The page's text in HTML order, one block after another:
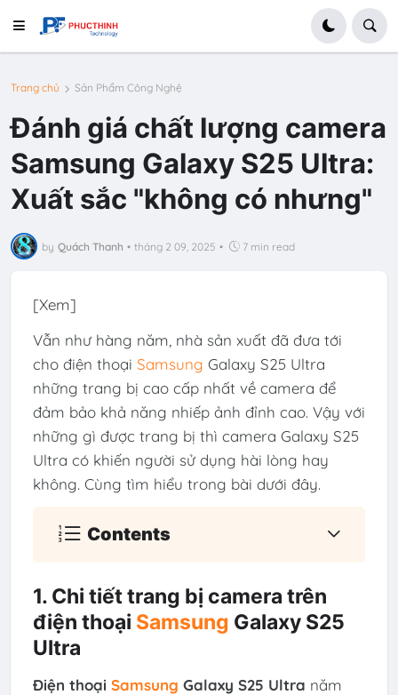
Trang chủ Sản Phẩm Công Nghệ
Đánh giá chất lượng camera
Samsung Galaxy S25 Ultra:
Xuất sắc "không có nhưng"
by Quách Thanh • tháng 2 09, 2025 • 7 min read
[Xem]
Vẫn như hàng năm, nhà sản xuất đã đưa tới
cho điện thoại Samsung Galaxy S25 Ultra
những trang bị cao cấp nhất về camera để
đảm bảo khả năng nhiếp ảnh đỉnh cao. Vậy với
những gì được trang bị thì camera Galaxy S25
Ultra có khiến người sử dụng hài lòng hay
không. Cùng tìm hiểu trong bài dưới đây.
Contents
1. Chi tiết trang bị camera trên
điện thoại Samsung Galaxy S25
Ultra
Điện thoại Samsung Galaxy S25 Ultra năm